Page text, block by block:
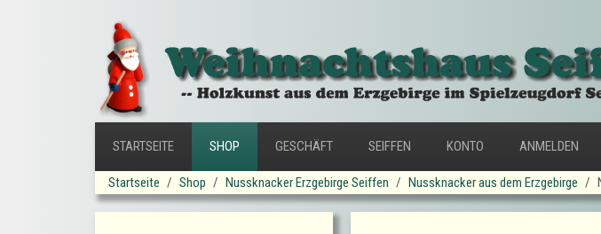
STARTSEITE SHOP GESCHÄFT SEIFFEN KONTO ANMELDEN
Startseite Shop Nussknacker Erzgebirge Seiffen Nussknacker aus dem Erzgebirge